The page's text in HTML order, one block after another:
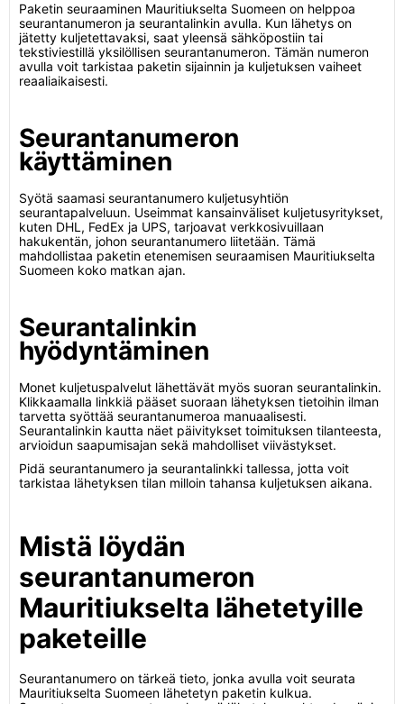
Paketin seuraaminen Mauritiukselta Suomeen on helppoa
seurantanumeron ja seurantalinkin avulla. Kun lähetys on
jätetty kuljetettavaksi, saat yleensä sähköpostiin tai
tekstiviestillä yksilöllisen seurantanumeron. Tämän numeron
avulla voit tarkistaa paketin sijainnin ja kuljetuksen vaiheet
reaaliaikaisesti.
Seurantanumeron
käyttäminen
Syötä saamasi seurantanumero kuljetusyhtiön
seurantapalveluun. Useimmat kansainväliset kuljetusyritykset,
kuten DHL, FedEx ja UPS, tarjoavat verkkosivuillaan
hakukentän, johon seurantanumero liitetään. Tämä
mahdollistaa paketin etenemisen seuraamisen Mauritiukselta
Suomeen koko matkan ajan.
Seurantalinkin
hyödyntäminen
Monet kuljetuspalvelut lähettävät myös suoran seurantalinkin.
Klikkaamalla linkkiä pääset suoraan lähetyksen tietoihin ilman
tarvetta syöttää seurantanumeroa manuaalisesti.
Seurantalinkin kautta näet päivitykset toimituksen tilanteesta,
arvioidun saapumisajan sekä mahdolliset viivästykset.
Pidä seurantanumero ja seurantalinkki tallessa, jotta voit
tarkistaa lähetyksen tilan milloin tahansa kuljetuksen aikana.
Mistä löydän
seurantanumeron
Mauritiukselta lähetetyille
paketeille
Seurantanumero on tärkeä tieto, jonka avulla voit seurata
Mauritiukselta Suomeen lähetetyn paketin kulkua.